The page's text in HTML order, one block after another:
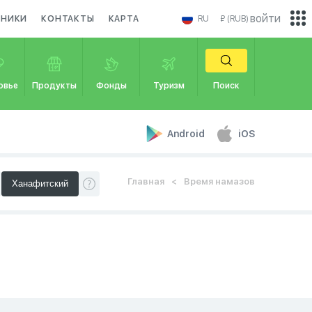
КОНТАКТЫ КАРТА RU ₽ (RUB)
Продукты Фонды Туризм Поиск
Android iOS
войти
Главная Время намазов